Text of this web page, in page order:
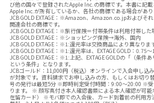
び他の国々で登録されたApple Inc.の商標です。本書に記載
Apple Inc.が所有しているか、各社の商標である場合があり
JCB GOLD EXTAGE：※Amazon、Amazon.co.jpおよびそ
関連会社の商標です。
JCB GOLD EXTAGE：※旅行保険＝付帯条件は利用付帯した
JCB GOLD EXTAGE：※ショッピング保険→海外、国内
JCB GOLD EXTAGE：※1:還元率は交換商品により異なります
JCB GOLD EXTAGE：※1:還元率は、EXTAGE GOLD：0.75～
JCB GOLD EXTAGE：※1:上記、EXTAGE GOLDの「（条
という条件」となります。
JCBゴールド：11,000円（税込）オンラインで入会申し込
が対象です。資料請求でお申し込みの方、もしくはお切
号の発行は最短5分 ※即時判定受付時間：9:00～20:00 ※
ります。 ※ 顔写真付き本人確認書類による本人確認が可
在留カード） ※モバ即での入会後、カード到着前の利用